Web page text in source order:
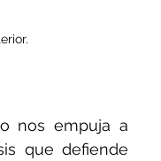
nos empuja a
que defiende